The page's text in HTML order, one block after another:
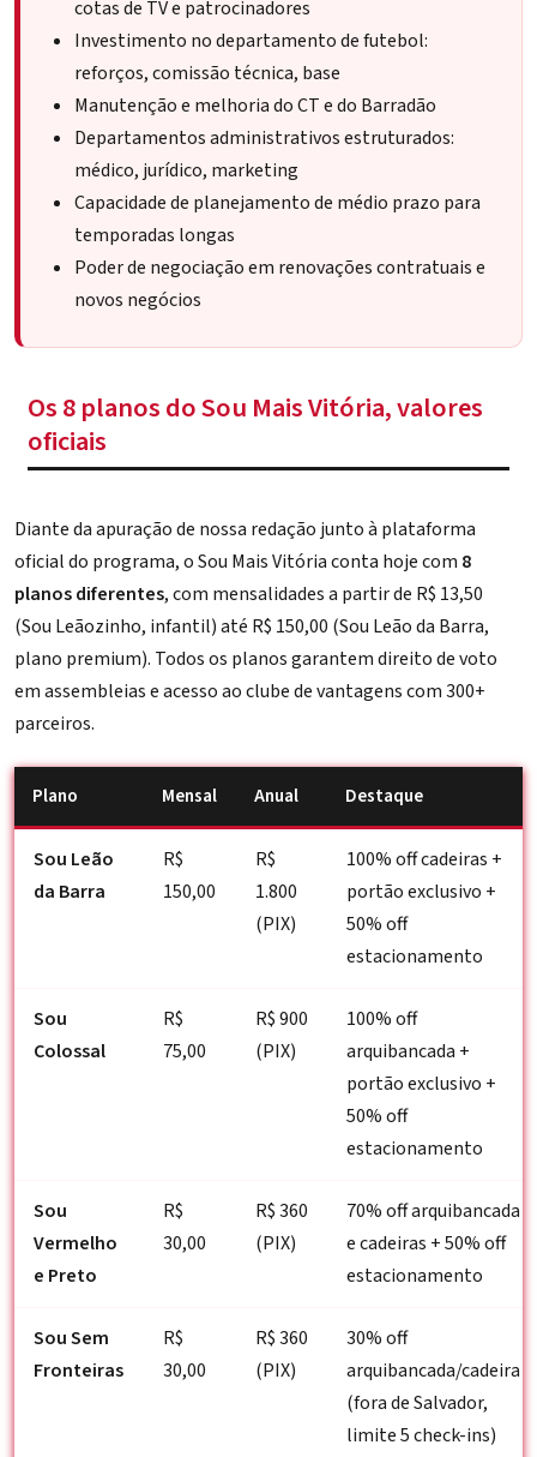
cotas de TV e patrocinadores
Investimento no departamento de futebol:
reforços, comissão técnica, base
Manutenção e melhoria do CT e do Barradão
Departamentos administrativos estruturados:
médico, jurídico, marketing
Capacidade de planejamento de médio prazo para
temporadas longas
Poder de negociação em renovações contratuais e
novos negócios
Os 8 planos do Sou Mais Vitória, valores
oficiais
Diante da apuração de nossa redação junto à plataforma
oficial do programa, o Sou Mais Vitória conta hoje com 8
planos diferentes, com mensalidades a partir de R$ 13,50
(Sou Leãozinho, infantil) até R$ 150,00 (Sou Leão da Barra,
plano premium). Todos os planos garantem direito de voto
em assembleias e acesso ao clube de vantagens com 300+
parceiros.
Plano Mensal Anual Destaque
Sou Leão
da Barra
R$
150,00
R$
1.800
(PIX)
100% off cadeiras +
portão exclusivo +
50% off
estacionamento
Sou
Colossal
R$
75,00
R$ 900
(PIX)
100% off
arquibancada +
portão exclusivo +
50% off
estacionamento
Sou
Vermelho
e Preto
R$
30,00
R$ 360
(PIX)
70% off arquibancada
e cadeiras + 50% off
estacionamento
Sou Sem
Fronteiras
R$
30,00
R$ 360
(PIX)
30% off
arquibancada/cadeira
(fora de Salvador,
limite 5 check-ins)